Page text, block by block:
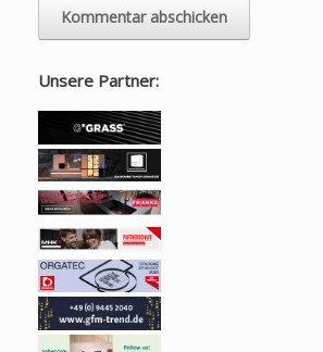
Unsere Partner: